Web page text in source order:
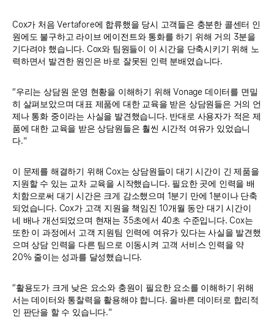
Cox가 처음 Vertafore에 합류했을 당시 고객들은 충분한 콜센터 인
원에도 불구하고 라이브 에이전트와 통화를 하기 위해 거의 3분을
기다려야 했습니다. Cox와 팀원들이 이 시간을 단축시키기 위해 노
력하면서 발견한 원인은 바로 잘못된 인력 분배였습니다.
“우리는 상담원 운영 현황을 이해하기 위해 Vonage 데이터를 면밀
히 살펴보았으며 대표 제품에 대한 교육을 받은 상담원들은 거의 언
제나 통화 중이라는 사실을 발견했습니다. 반대로 사용자가 적은 제
품에 대한 교육을 받은 상담원들은 훨씬 시간적 여유가 있었습니
다."
이 문제를 해결하기 위해 Cox는 상담원들이 대기 시간이 긴 제품을
지원할 수 있는 교차 교육을 시작했습니다. 필요한 곳에 인력을 배
치함으로써 대기 시간은 크게 감소했으며 1분기 만에 1분이나 단축
되었습니다. Cox가 고객 지원을 책임진 10개월 동안 대기 시간이
네 배나 개선되었으며 현재는 35초에서 40초 수준입니다. Cox는
또한 이 과정에서 고객 지원팀 인력에 여유가 있다는 사실을 발견했
으며 상담 인력을 다른 팀으로 이동시켜 고객 서비스 인력을 약
20% 줄이는 성과를 달성했습니다.
“활용도가 크게 낮은 요소와 충원이 필요한 요소를 이해하기 위해
서는 데이터와 통찰력을 활용해야 합니다. 올바른 데이터로 합리적
인 판단을 할 수 있습니다."